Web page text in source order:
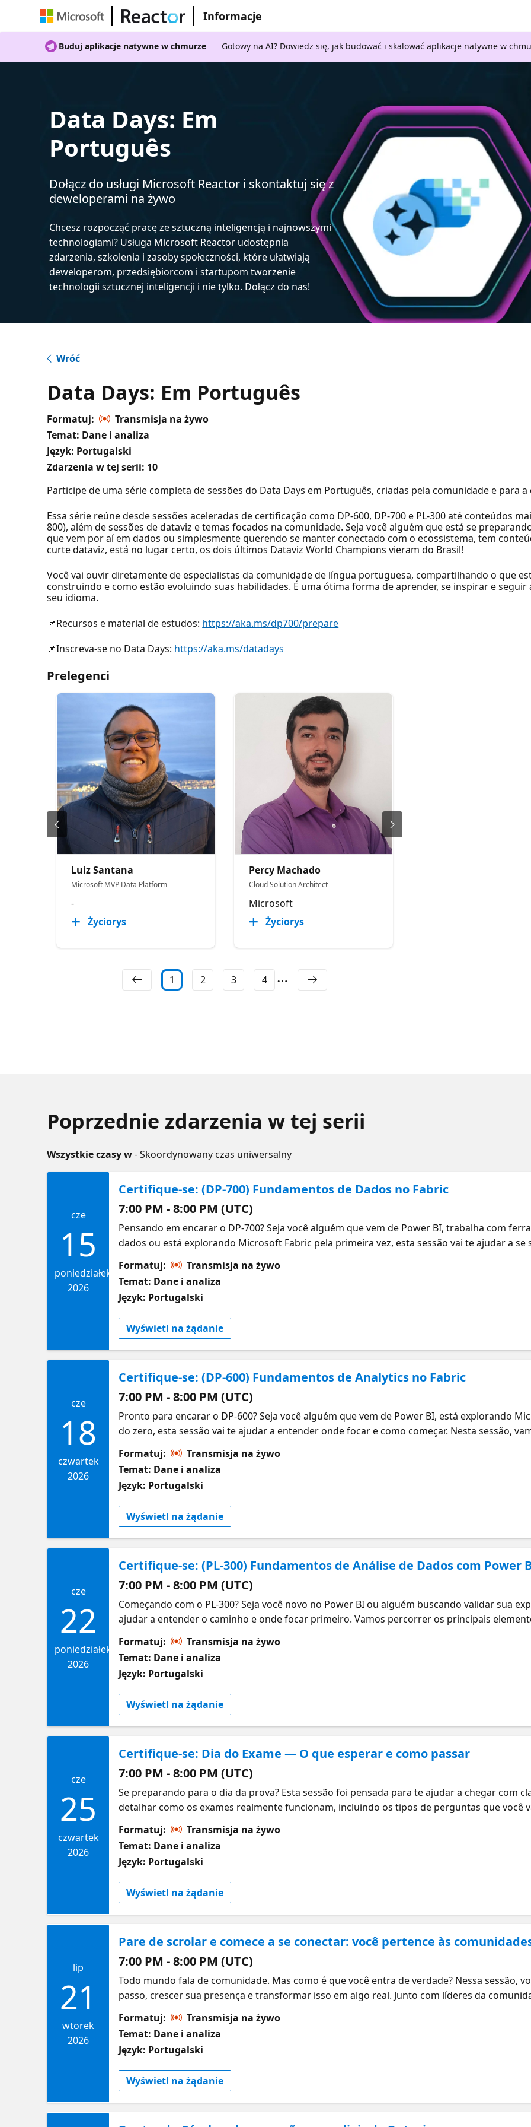
Informacje
Buduj aplikacje natywne w chmurze Gotowy na AI? Dowiedz się, jak budować i skalować aplikacje natywne w
Data Days: Em
Português
Dołącz do usługi Microsoft Reactor i skontaktuj się z
deweloperami na żywo
Chcesz rozpocząć pracę ze sztuczną inteligencją i najnowszymi
technologiami? Usługa Microsoft Reactor udostępnia
zdarzenia, szkolenia i zasoby społeczności, które ułatwiają
deweloperom, przedsiębiorcom i startupom tworzenie
technologii sztucznej inteligencji i nie tylko. Dołącz do nas!
Wróć
Data Days: Em Português
Formatuj:
Transmisja na żywo
Temat: Dane i analiza
Język: Portugalski
Zdarzenia w tej serii: 10
Participe de uma série completa de sessões do Data Days em Português, criadas pela comunidade e para
Essa série reúne desde sessões aceleradas de certificação como DP-600, DP-700 e PL-300 até conteúdos
800), além de sessões de dataviz e temas focados na comunidade. Seja você alguém que está se
que vem por aí em dados ou simplesmente querendo se manter conectado com o ecossistema, tem
curte dataviz, está no lugar certo, os dois últimos Dataviz World Champions vieram do Brasil!
Você vai ouvir diretamente de especialistas da comunidade de língua portuguesa, compartilhando o que
construindo e como estão evoluindo suas habilidades. É uma ótima forma de aprender, se inspirar e seguir
seu idioma.
📌Recursos e material de estudos: https://aka.ms/dp700/prepare
📌Inscreva-se no Data Days: https://aka.ms/datadays
Prelegenci
Luiz Santana
Microsoft MVP Data Platform
-
Życiorys
Percy Machado
Cloud Solution Architect
Microsoft
Życiorys
1 2 3 4
Poprzednie zdarzenia w tej serii
Wszystkie czasy w- Skoordynowany czas uniwersalny
cze
15
poniedziałek
2026
Certifique-se: (DP-700) Fundamentos de Dados no Fabric
7:00 PM - 8:00 PM (UTC)
Pensando em encarar o DP-700? Seja você alguém que vem de Power BI, trabalha com
dados ou está explorando Microsoft Fabric pela primeira vez, esta sessão vai te ajudar a se
pipelines, transformação, orquestração, armazenamento e gerenciamento de soluções de
Você vai entender como esses conceitos se conectam e quais habilidades realmente fazem
sair com uma abordagem prática para estudar, com orientações sobre como priorizar seu
esforços. Se quiser se aprofundar, vamos indicar sessões on-demand por tema para você
próprio ritmo.
Formatuj:
Transmisja na żywo
Temat: Dane i analiza
Język: Portugalski
Wyświetl na żądanie
cze
18
czwartek
2026
Certifique-se: (DP-600) Fundamentos de Analytics no Fabric
7:00 PM - 8:00 PM (UTC)
Pronto para encarar o DP-600? Seja você alguém que vem de Power BI, está explorando
do zero, esta sessão vai te ajudar a entender onde focar e como começar. Nesta sessão,
soluções analíticas no Microsoft Fabric. Você vai ter uma visão clara do que é esperado e de
Também vamos compartilhar orientações práticas sobre como estruturar seu aprendizado
quiser se aprofundar, vamos indicar sessões on-demand por tema para você continuar
Formatuj:
Transmisja na żywo
Temat: Dane i analiza
Język: Portugalski
Wyświetl na żądanie
cze
22
poniedziałek
2026
Certifique-se: (PL-300) Fundamentos de Análise de Dados com Power
7:00 PM - 8:00 PM (UTC)
Começando com o PL-300? Seja você novo no Power BI ou alguém buscando validar sua
ajudar a entender o caminho e onde focar primeiro. Vamos percorrer os principais
relatórios e a entrega de insights com visualizações eficazes. Você vai ver como cada etapa
junta para contar histórias claras com dados. Também vamos compartilhar dicas práticas
habilidades, se preparar para o exame e ganhar experiência ao longo do processo. Se
sessões on-demand por tema para você continuar aprendendo no seu próprio ritmo.
Formatuj:
Transmisja na żywo
Temat: Dane i analiza
Język: Portugalski
Wyświetl na żądanie
cze
25
czwartek
2026
Certifique-se: Dia do Exame — O que esperar e como passar
7:00 PM - 8:00 PM (UTC)
Se preparando para o dia da prova? Esta sessão foi pensada para te ajudar a chegar com
detalhar como os exames realmente funcionam, incluindo os tipos de perguntas que você
fizeram e passaram, com dicas reais sobre o que realmente funciona. Também vamos
para estudar, gerenciar seu tempo durante a prova e manter o foco nos momentos mais
começando agora ou perto da prova, esta sessão vai te ajudar a se sentir preparado.
Formatuj:
Transmisja na żywo
Temat: Dane i analiza
Język: Portugalski
Wyświetl na żądanie
lip
21
wtorek
2026
Pare de scrolar e comece a se conectar: você pertence às
7:00 PM - 8:00 PM (UTC)
Todo mundo fala de comunidade. Mas como é que você entra de verdade? Nessa sessão,
passo, crescer sua presença e transformar isso em algo real. Junto com líderes da
trocar ideia, fazer conexões e ganhar ritmo criando coisas que você realmente curte.
pra se envolver, aparecer mais e transformar pequenos passos em progresso de verdade.
começando ou já é ativo, é aqui que conexões viram crescimento.
Formatuj:
Transmisja na żywo
Temat: Dane i analiza
Język: Portugalski
Wyświetl na żądanie